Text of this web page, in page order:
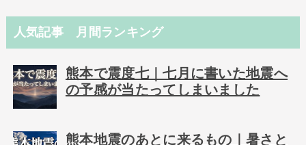
人気記事 月間ランキング
熊本で震度七｜七月に書いた地震へ
の予感が当たってしまいました
熊本地震のあとに来るもの｜暑さと